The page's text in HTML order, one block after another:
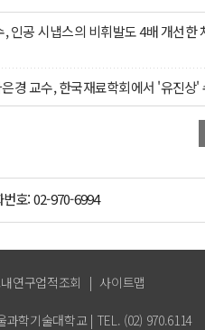
인공 시냅스의 비휘발도 4배 개선한
경 교수, 한국재료학회에서 '유진상'
번호: 02-970-6994
연구업적조회 | 사이트맵
학기술대학교 | TEL. (02) 970.6114